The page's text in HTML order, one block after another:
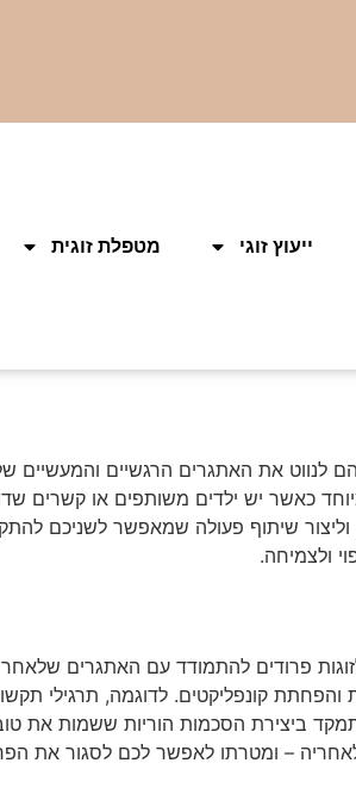
ייעוץ זוגי מטפלת זוגית
לנווט את האתגרים הרגשיים
כאשר יש ילדים משותפים או קשרים
שיתוף פעולה שמאפשר לשניכם
ולצמיחה.
פרודים להתמודד עם האתגרים
קונפליקטים. לדוגמה, תרגילי
ביצירת הסכמות הוריות ששמות את
– ומטרתו לאפשר לכם לסגור את